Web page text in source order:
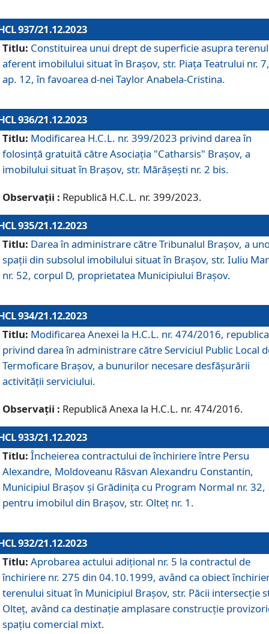
937/21.12.2023
Titlu: Constituirea unui drept de superficie asupra
aferent imobilului situat în Brașov, str. Piața Teatrului nr. 7,
ap. 12, în favoarea d-nei Taylor Anabela-Cristina.
936/21.12.2023
Titlu: Modificarea H.C.L. nr. 399/2023 privind darea în
folosinţă gratuită către Asociaţia "Catharsis" Brașov, a
imobilului situat în Braşov, str. Mărăşeşti nr. 2 bis.
Observații : Republică H.C.L. nr. 399/2023.
935/21.12.2023
Titlu: Darea în administrare către Tribunalul Brașov, a
spații din subsolul imobilului situat în Brașov, str. Iuliu
nr. 52, corpul D, proprietatea Municipiului Brașov.
934/21.12.2023
Titlu: Modificarea Anexei la H.C.L. nr. 474/2016,
privind darea în administrare către Serviciul Public Local
Termoficare Braşov, a bunurilor necesare desfăşurării
activităţii serviciului.
Observații : Republică Anexa la H.C.L. nr. 474/2016.
933/21.12.2023
Titlu: Încheierea contractului de închiriere între Persu
Alexandre, Moldoveanu Răsvan Alexandru Constantin,
Municipiul Braşov şi Grădinița cu Program Normal nr. 32,
pentru imobilul din Brașov, str. Olteț nr. 1.
932/21.12.2023
Titlu: Aprobarea actului adițional nr. 5 la contractul de
închiriere nr. 275 din 04.10.1999, având ca obiect
terenului situat în Municipiul Brașov, str. Păcii intersecție
Olteț, având ca destinație amplasare construcție
spațiu comercial mixt.